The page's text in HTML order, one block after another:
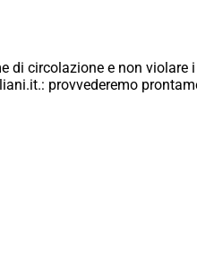
di circolazione e non violare
provvederemo